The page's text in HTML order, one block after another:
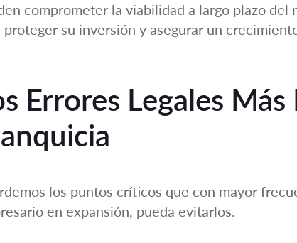
comprometer la viabilidad a largo plazo
proteger su inversión y asegurar un
Errores Legales
los puntos críticos que con mayor
en expansión, pueda evitarlos.